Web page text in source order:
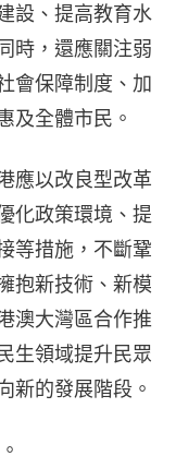
設、提高教育水
時，還應關注弱
會保障制度、加
及全體市民。
應以改良型改革
化政策環境、提
等措施，不斷鞏
抱新技術、新模
澳大灣區合作推
生領域提升民眾
新的發展階段。